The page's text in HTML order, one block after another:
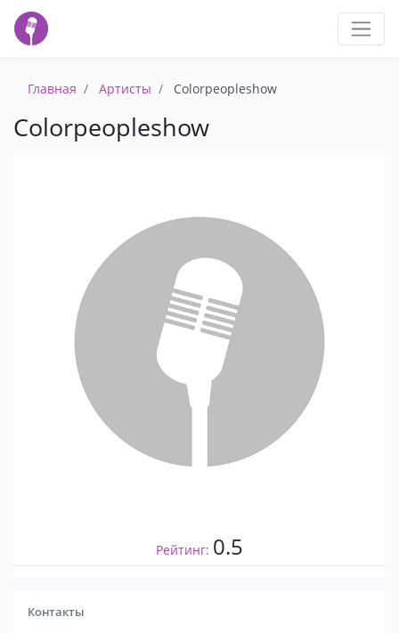
Главная Артисты Colorpeopleshow
Colorpeopleshow
Рейтинг: 0.5
Контакты